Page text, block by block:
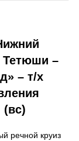
Тетюши –
– т/х
(вс)
речной круиз